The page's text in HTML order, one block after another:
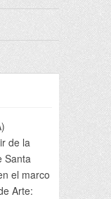
de la
Santa
el marco
Arte: